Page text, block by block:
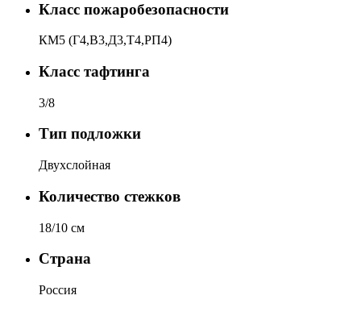
Класс пожаробезопасности
КМ5 (Г4,В3,Д3,Т4,РП4)
Класс тафтинга
3/8
Тип подложки
Двухслойная
Количество стежков
18/10 см
Страна
Россия